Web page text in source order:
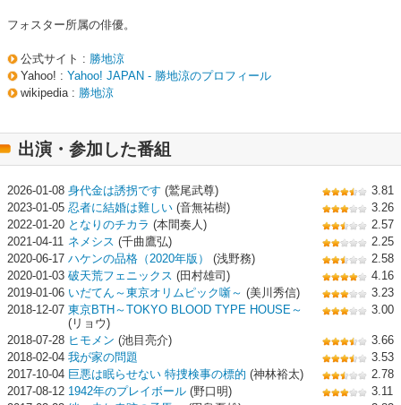
フォスター所属の俳優。
公式サイト : 勝地涼
Yahoo! : Yahoo! JAPAN - 勝地涼のプロフィール
wikipedia : 勝地涼
出演・参加した番組
2026-01-08 身代金は誘拐です (鷲尾武尊)
3.81
2023-01-05 忍者に結婚は難しい (音無祐樹)
3.26
2022-01-20 となりのチカラ (本間奏人)
2.57
2021-04-11 ネメシス (千曲鷹弘)
2.25
2020-06-17 ハケンの品格（2020年版） (浅野務)
2.58
2020-01-03 破天荒フェニックス (田村雄司)
4.16
2019-01-06 いだてん～東京オリムピック噺～ (美川秀信)
3.23
2018-12-07 東京BTH～TOKYO BLOOD TYPE HOUSE～
(リョウ)
3.00
2018-07-28 ヒモメン (池目亮介)
3.66
2018-02-04 我が家の問題
3.53
2017-10-04 巨悪は眠らせない 特捜検事の標的 (神林裕太)
2.78
2017-08-12 1942年のプレイボール (野口明)
3.11